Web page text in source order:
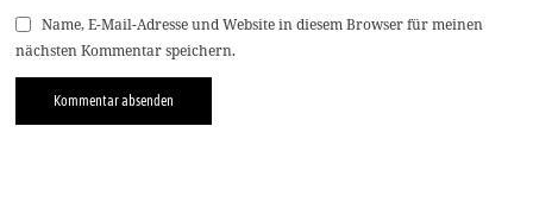
Name, E-Mail-Adresse und Website in diesem Browser für meinen
nächsten Kommentar speichern.